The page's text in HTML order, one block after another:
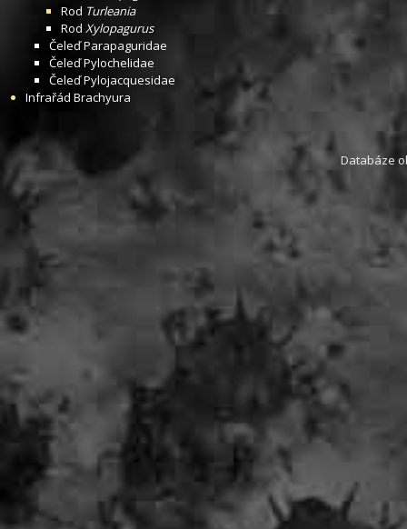
Rod Turleania
Rod Xylopagurus
ČeleďParapaguridae
ČeleďPylochelidae
ČeleďPylojacquesidae
Infrařád Brachyura
Databáze